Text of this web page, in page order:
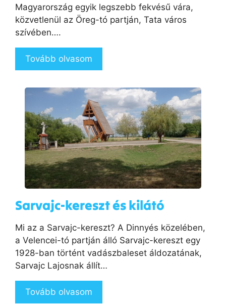
Magyarország egyik legszebb fekvésű vára,
közvetlenül az Öreg-tó partján, Tata város
szívében….
Tovább olvasom
Sarvajc-kereszt és kilátó
Mi az a Sarvajc-kereszt? A Dinnyés közelében,
a Velencei-tó partján álló Sarvajc-kereszt egy
1928-ban történt vadászbaleset áldozatának,
Sarvajc Lajosnak állít…
Tovább olvasom